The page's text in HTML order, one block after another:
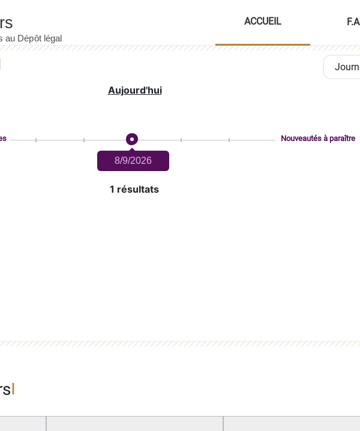
ACCUEIL
Aujourd'hui
8/9/2026
Nouveautés à paraître
1 résultats